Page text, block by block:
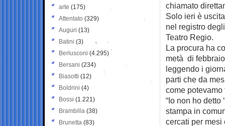
chiamato
Solo ieri è
nel registro
Teatro Regio.
La procura ha
metà di
leggendo i
parti che da
come potevamo
“Io non ho detto
stampa in
cercati per
arte (175)
Attentato (329)
Auguri (13)
Batini (3)
Berlusconi (4.295)
Bersani (234)
Biasotti (12)
Boldrini (4)
Bossi (1.221)
Brambilla (38)
Brunetta (83)